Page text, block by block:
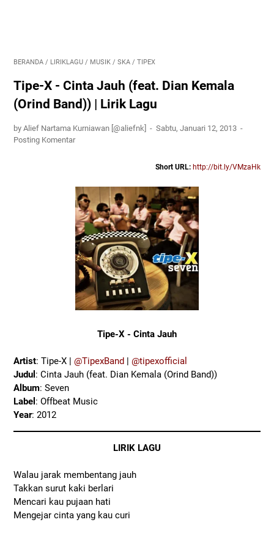
BERANDA / LIRIKLAGU / MUSIK / SKA / TIPEX
Tipe-X - Cinta Jauh (feat. Dian Kemala
(Orind Band)) | Lirik Lagu
by Alief Nartama Kurniawan [@aliefnk]
Sabtu, Januari 12, 2013
Posting Komentar
Short URL: http://bit.ly/VMzaHk
Tipe-X - Cinta Jauh
Artist: Tipe-X | @TipexBand
@tipexofficial
Judul : Cinta Jauh (feat. Dian Kemala (Orind Band))
Album: Seven
Label : Offbeat Music
Year: 2012
LIRIK LAGU
Walau jarak membentang jauh
Takkan surut kaki berlari
Mencari kau pujaan hati
Mengejar cinta yang kau curi